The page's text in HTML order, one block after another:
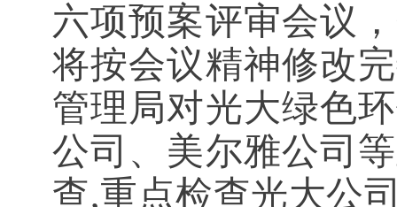
六项预案评审会议
将按会议精神修改
管理局对光大绿色
公司、美尔雅公司
查,重点检查光大公